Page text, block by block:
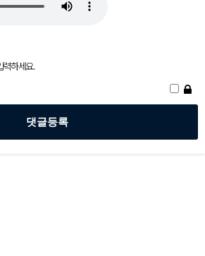
력하세요.